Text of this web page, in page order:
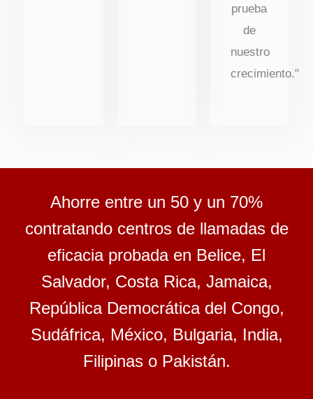
prueba
de
nuestro
crecimiento."
Ahorre entre un 50 y un 70%
contratando centros de llamadas de
eficacia probada en Belice, El
Salvador, Costa Rica, Jamaica,
República Democrática del Congo,
Sudáfrica, México, Bulgaria, India,
Filipinas o Pakistán.